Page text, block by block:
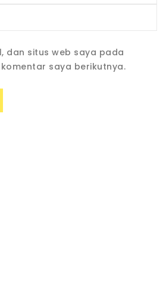
dan situs web saya pada
saya berikutnya.